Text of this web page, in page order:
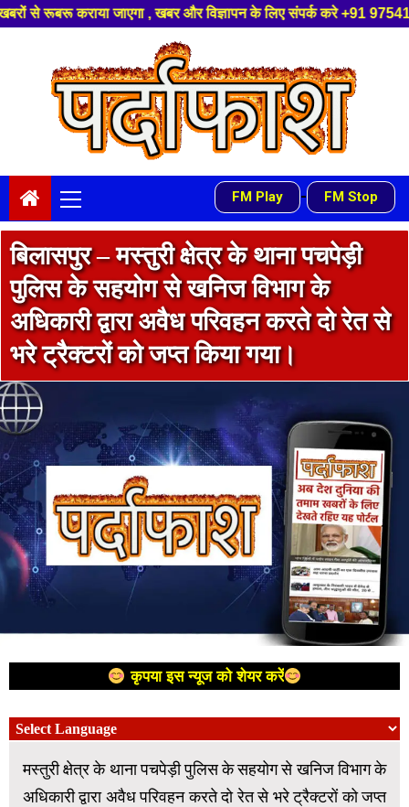
विज्ञापन के लिए संपर्क करे +91 97541 60816 ,हमारे यूट्यूब चैनल को
content
Menu
FM Play - FM Stop
बिलासपुर – मस्तुरी क्षेत्र के थाना पचपेड़ी
पुलिस के सहयोग से खनिज विभाग के
अधिकारी द्वारा अवैध परिवहन करते दो रेत से
भरे ट्रैक्टरों को जप्त किया गया।
कृपया इस न्यूज को शेयर करें
मस्तुरी क्षेत्र के थाना पचपेड़ी पुलिस के सहयोग से खनिज विभाग के
अधिकारी द्वारा अवैध परिवहन करते दो रेत से भरे ट्रैक्टरों को जप्त